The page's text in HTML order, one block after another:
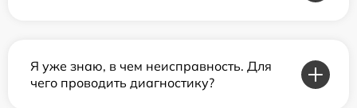
Я уже знаю, в чем неисправность. Для
чего проводить диагностику?